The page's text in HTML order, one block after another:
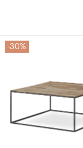
30%